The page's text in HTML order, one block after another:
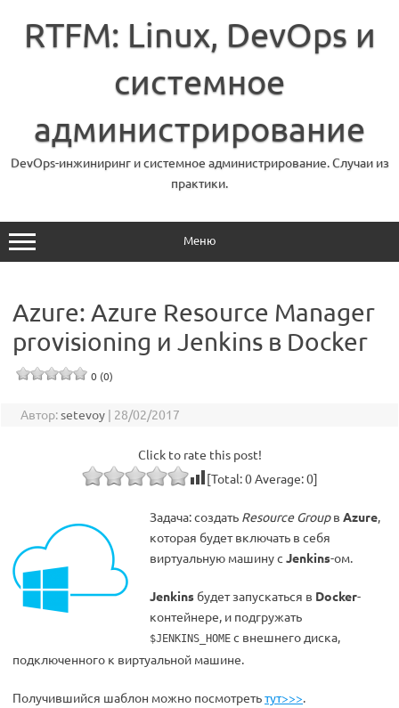
содержимому
RTFM: Linux, DevOps и
системное
администрирование
DevOps-инжиниринг и системное администрирование. Случаи из
практики.
Меню
Azure: Azure Resource Manager
provisioning и Jenkins в Docker
0 (0)
Автор:setevoy | 28/02/2017
Click to rate this post!
[Total:0Average:0]
Задача: создать Resource Groupв Azure,
которая будет включать в себя
виртуальную машину с Jenkins-ом.
Jenkins будет запускаться в Docker-
контейнере, и подгружать
$JENKINS_HOME с внешнего диска,
подключенного к виртуальной машине.
Получившийся шаблон можно посмотретьтут>>>.